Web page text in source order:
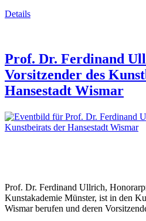
Details
Prof. Dr. Ferdinand
Vorsitzender des
Hansestadt Wismar
Prof. Dr. Ferdinand Ullrich,
Kunstakademie Münster, ist in den
Wismar berufen und deren